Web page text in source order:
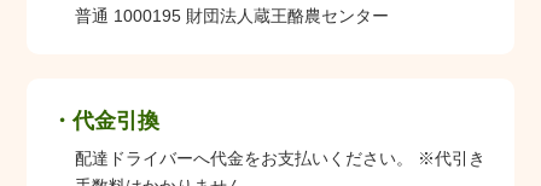
普通 1000195 財団法人蔵王酪農センター
代金引換
配達ドライバーへ代金をお支払いください。 ※代引き